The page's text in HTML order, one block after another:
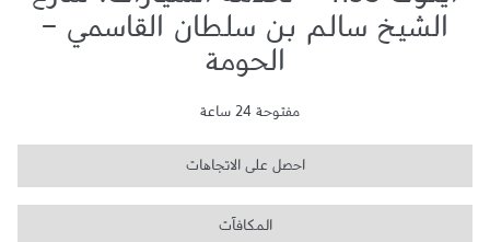
الشيخ سالم بن سلطان القاسمي -
الحومة
مفتوحة 24 ساعة
احصل على الاتجاهات
المكافآت